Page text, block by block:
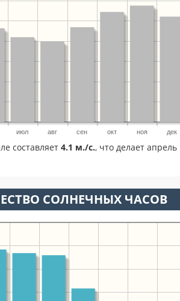
июл авг сен окт ноя дек
составляет 4.1 м./с., что делает апрель
СОЛНЕЧНЫХ ЧАСОВ